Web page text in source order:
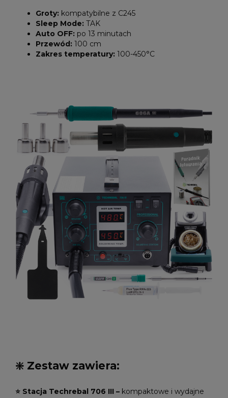
Groty: kompatybilne z C245
Sleep Mode: TAK
Auto OFF: po 13 minutach
Przewód: 100 cm
Zakres temperatury: 100-450°C
❇️ Zestaw zawiera:
⭐️ Stacja Techrebal 706 III – kompaktowe i wydajne